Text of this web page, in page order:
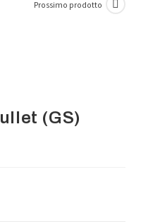
Prossimo prodotto
(GS)